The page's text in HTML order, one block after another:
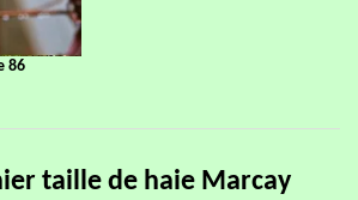
86
taille de haie Marcay